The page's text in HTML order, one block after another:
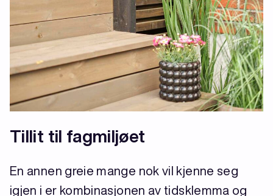
Tillit til fagmiljøet
En annen greie mange nok vil kjenne seg
igjen i er kombinasjonen av tidsklemma og